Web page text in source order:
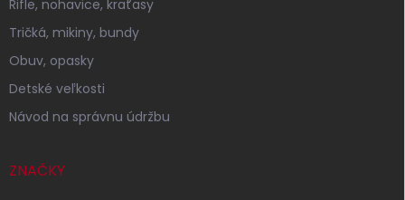
Rifle, nohavice, kraťasy
Tričká, mikiny, bundy
Obuv, opasky
Detské veľkosti
Návod na správnu údržbu
ZNAČKY